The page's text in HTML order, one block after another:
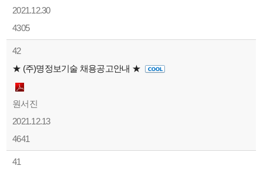
2021.12.30
4305
42
★ (주)명정보기술 채용공고안내 ★
원서진
2021.12.13
4641
41